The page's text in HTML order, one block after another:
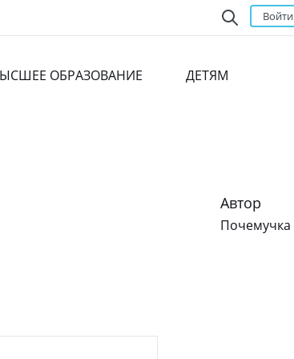
Войти
ОБРАЗОВАНИЕ ДЕТЯМ
Автор
Почемучка